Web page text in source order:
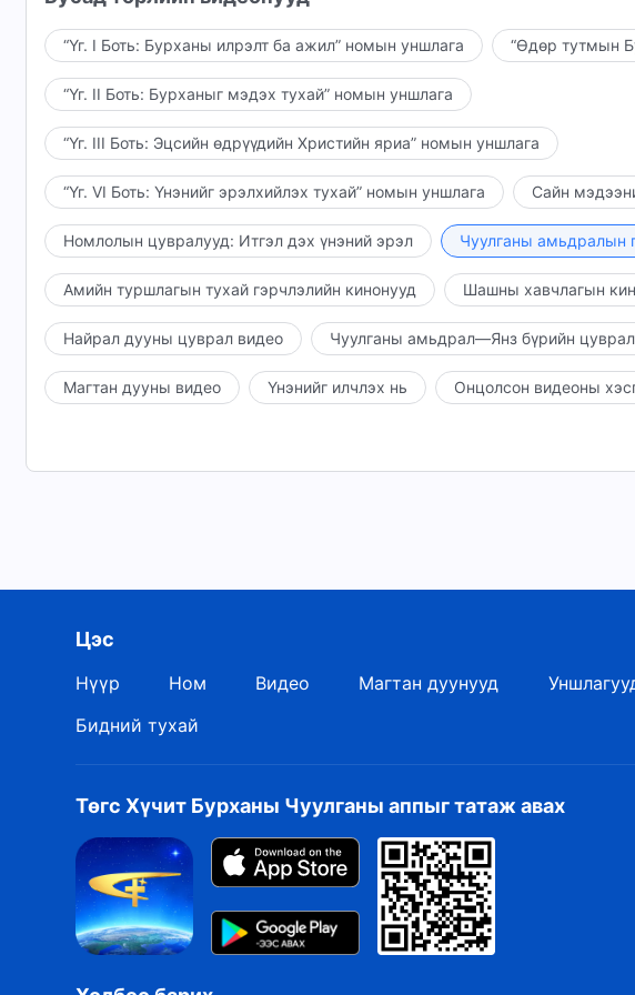
“Үг. I Боть: Бурханы илрэлт ба ажил” номын уншлага “Өдөр тутмын
“Үг. II Боть: Бурханыг мэдэх тухай” номын уншлага
“Үг. III Боть: Эцсийн өдрүүдийн Христийн яриа” номын уншлага
“Үг. VI Боть: Үнэнийг эрэлхийлэх тухай” номын уншлага Сайн
Номлолын цувралууд: Итгэл дэх үнэний эрэл Чуулганы амьдралын
Амийн туршлагын тухай гэрчлэлийн кинонууд Шашны хавчлагын
Найрал дууны цуврал видео Чуулганы амьдрал—Янз бүрийн
Магтан дууны видео Үнэнийг илчлэх нь Онцолсон видеоны
Цэс
Нүүр Ном Видео Магтан дуунууд
Бидний тухай
Төгс Хүчит Бурханы Чуулганы аппыг татаж авах